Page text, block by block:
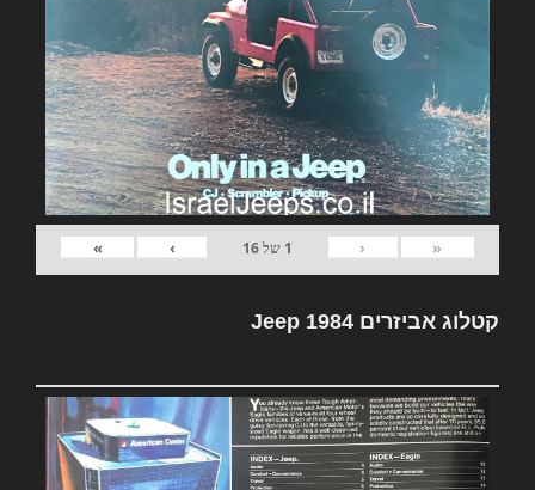
«
‹
1 של16
›
»
קטלוג אביזרים Jeep 1984